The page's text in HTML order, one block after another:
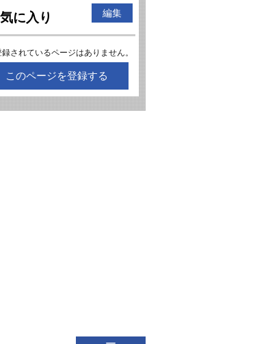
に入り 編集
録されているページはありません。
このページを登録する